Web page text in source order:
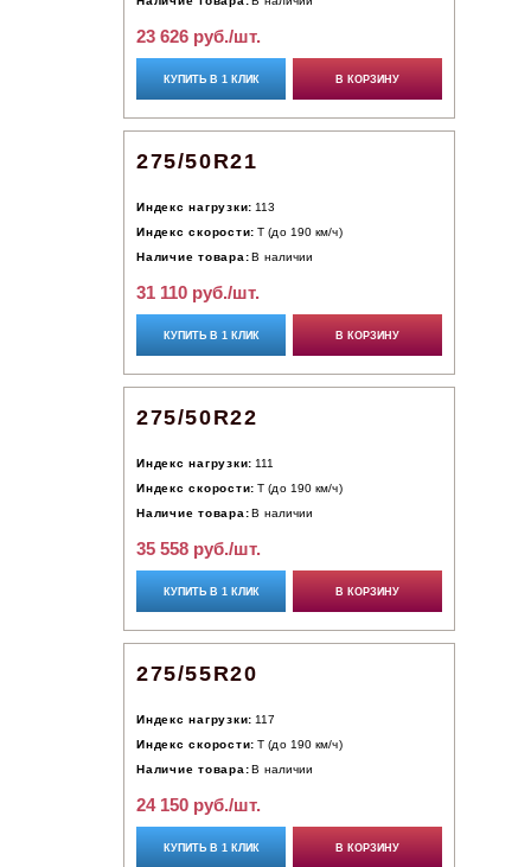
23 626 руб./шт.
КУПИТЬ В 1 КЛИК В КОРЗИНУ
275/50R21
Индекс нагрузки: 113
Индекс скорости: T (до 190 км/ч)
Наличие товара: В наличии
31 110 руб./шт.
КУПИТЬ В 1 КЛИК В КОРЗИНУ
275/50R22
Индекс нагрузки: 111
Индекс скорости: T (до 190 км/ч)
Наличие товара: В наличии
35 558 руб./шт.
КУПИТЬ В 1 КЛИК В КОРЗИНУ
275/55R20
Индекс нагрузки: 117
Индекс скорости: T (до 190 км/ч)
Наличие товара: В наличии
24 150 руб./шт.
КУПИТЬ В 1 КЛИК В КОРЗИНУ